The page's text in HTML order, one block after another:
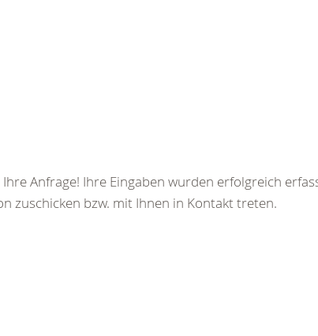
Anfrage! Ihre Eingaben wurden erfolgreich
zuschicken bzw. mit Ihnen in Kontakt treten.